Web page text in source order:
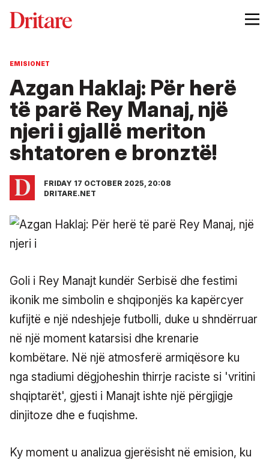
EMISIONET
Azgan Haklaj: Për herë
të parë Rey Manaj, një
njeri i gjallë meriton
shtatoren e bronztë!
FRIDAY 17 OCTOBER 2025, 20:08
DRITARE.NET
Goli i Rey Manajt kundër Serbisë dhe festimi
ikonik me simbolin e shqiponjës ka kapërcyer
kufijtë e një ndeshjeje futbolli, duke u shndërruar
në një moment katarsisi dhe krenarie
kombëtare. Në një atmosferë armiqësore ku
nga stadiumi dëgjoheshin thirrje raciste si 'vritini
shqiptarët', gjesti i Manajt ishte një përgjigje
dinjitoze dhe e fuqishme.
Ky moment u analizua gjerësisht në emision, ku